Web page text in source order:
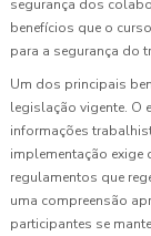
segurança dos
benefícios que o
para a segurança do
Um dos principais
legislação vigente. O
informações
implementação exige
regulamentos que
uma compreensão
participantes se